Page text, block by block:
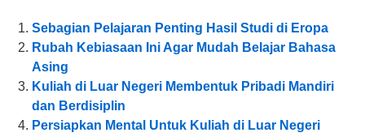
Sebagian Pelajaran Penting Hasil Studi di Eropa
Rubah Kebiasaan Ini Agar Mudah Belajar Bahasa
Asing
Kuliah di Luar Negeri Membentuk Pribadi Mandiri
dan Berdisiplin
Persiapkan Mental Untuk Kuliah di Luar Negeri